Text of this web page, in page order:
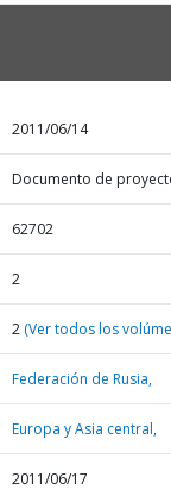
2011/06/14
Documento de
62702
2
2 (Ver todos los
Federación de Rusia,
Europa y Asia central,
2011/06/17